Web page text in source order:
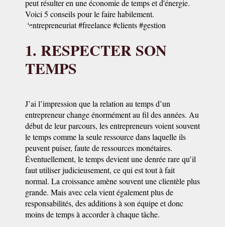
1. RESPECTER SON
TEMPS
J’ai l’impression que la relation au temps d’un
entrepreneur change énormément au fil des années. Au
début de leur parcours, les entrepreneurs voient souvent
le temps comme la seule ressource dans laquelle ils
peuvent puiser, faute de ressources monétaires.
Éventuellement, le temps devient une denrée rare qu’il
faut utiliser judicieusement, ce qui est tout à fait
normal. La croissance amène souvent une clientèle plus
grande. Mais avec cela vient également plus de
responsabilités, des additions à son équipe et donc
moins de temps à accorder à chaque tâche.